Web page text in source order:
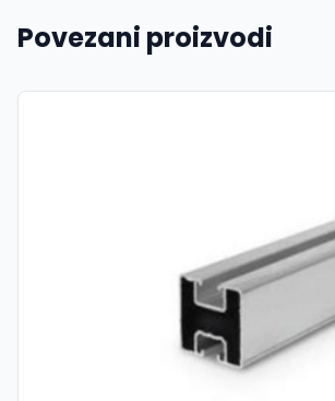
Povezani proizvodi